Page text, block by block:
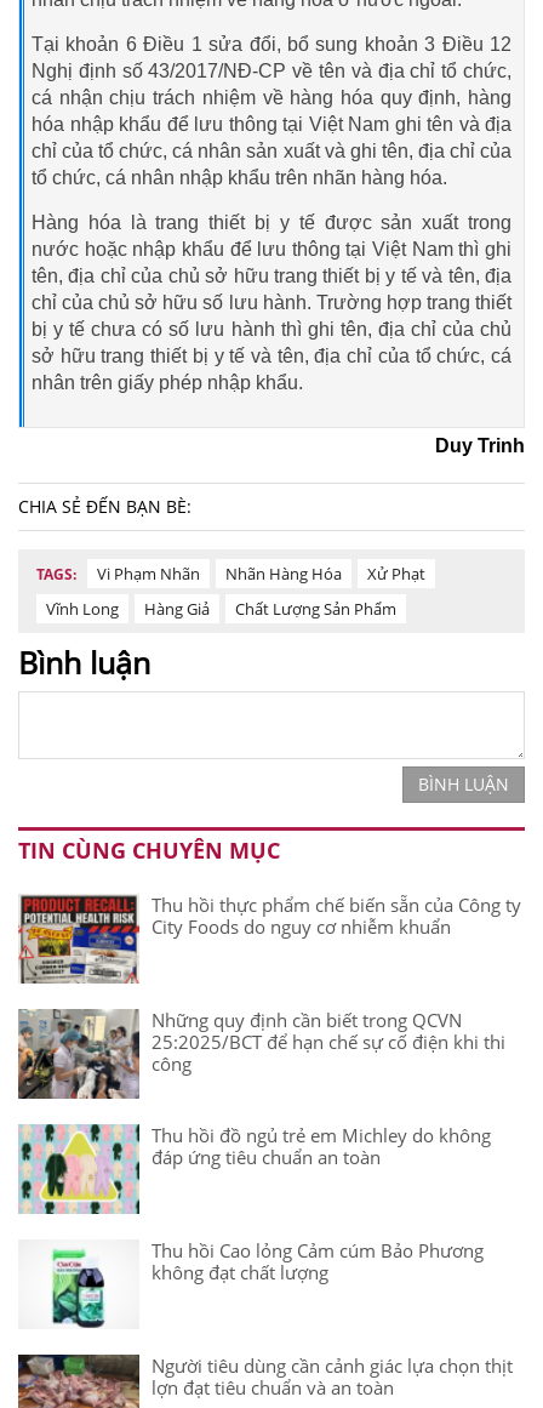
Tại khoản 6 Điều 1 sửa đổi, bổ sung khoản 3 Điều 12
Nghị định số 43/2017/NĐ-CP về tên và địa chỉ tổ chức,
cá nhận chịu trách nhiệm về hàng hóa quy định, hàng
hóa nhập khẩu để lưu thông tại Việt Nam ghi tên và địa
chỉ của tổ chức, cá nhân sản xuất và ghi tên, địa chỉ của
tổ chức, cá nhân nhập khẩu trên nhãn hàng hóa.
Hàng hóa là trang thiết bị y tế được sản xuất trong
nước hoặc nhập khẩu để lưu thông tại Việt Nam thì ghi
tên, địa chỉ của chủ sở hữu trang thiết bị y tế và tên, địa
chỉ của chủ sở hữu số lưu hành. Trường hợp trang thiết
bị y tế chưa có số lưu hành thì ghi tên, địa chỉ của chủ
sở hữu trang thiết bị y tế và tên, địa chỉ của tổ chức, cá
nhân trên giấy phép nhập khẩu.
Duy Trinh
CHIA SẺ ĐẾN BẠN BÈ:
TAGS: Vi Phạm Nhãn Nhãn Hàng Hóa
Xử Phạt
Vĩnh Long
Hàng Giả Chất Lượng Sản Phẩm
Bình luận
BÌNH LUẬN
TIN CÙNG CHUYÊN MỤC
Thu hồi thực phẩm chế biến sẵn của Công ty
City Foods do nguy cơ nhiễm khuẩn
Những quy định cần biết trong QCVN
25:2025/BCT để hạn chế sự cố điện khi thi
công
Thu hồi đồ ngủ trẻ em Michley do không
đáp ứng tiêu chuẩn an toàn
Thu hồi Cao lỏng Cảm cúm Bảo Phương
không đạt chất lượng
Người tiêu dùng cần cảnh giác lựa chọn thịt
lợn đạt tiêu chuẩn và an toàn